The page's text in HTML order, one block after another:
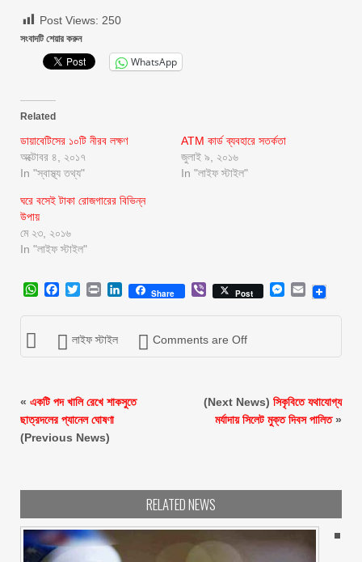
Post Views: 250
সংবাদটি শেয়ার করুন
WhatsApp
Related
ডায়াবেটিসের ১০টি নীরব লক্ষণ
অক্টোবর ৪, ২০১৭
In "স্বাস্থ্য তথ্য"
ATM কার্ড ব্যবহারে সতর্কতা
জুলাই ৯, ২০১৬
In "লাইফ স্টাইল"
ঘরে বসেই টাকা রোজগারের বিভিন্ন
উপায়
মে ২৩, ২০১৬
In "লাইফ স্টাইল"
WhatsApp
Facebook
Twitter
Print LinkedIn
Share ViberPost Messenger
Email
লাইফ স্টাইল Comments are Off
« একটি পদ খালি রেখে শাকসুতে
ছাত্রদলের প্যানেল ঘোষণা
(Previous News)
(Next News) সিকৃবিতে যথাযোগ্য
মর্যাদায় সিলেট মুক্ত দিবস পালিত»
RELATED NEWS